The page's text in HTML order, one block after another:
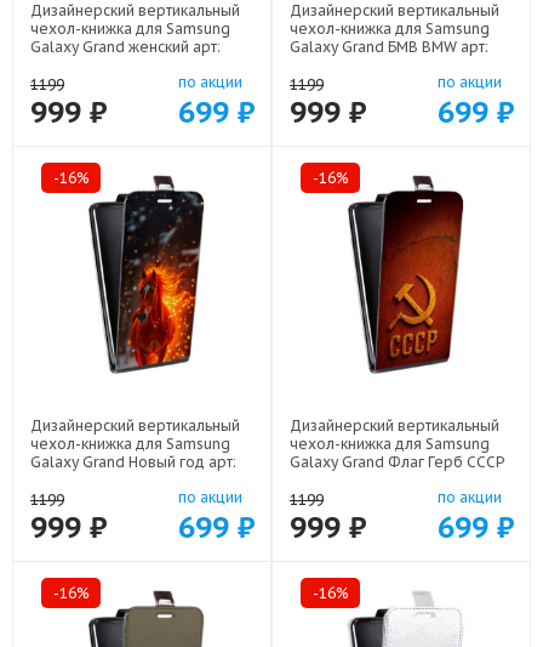
Дизайнерский вертикальный
чехол-книжка для Samsung
Galaxy Grand женский арт:
1199
999 ₽
по акции
699 ₽
Дизайнерский вертикальный
чехол-книжка для Samsung
Galaxy Grand БМВ BMW арт:
1199
999 ₽
по акции
699 ₽
-16%
Дизайнерский вертикальный
чехол-книжка для Samsung
Galaxy Grand Новый год арт:
1199
999 ₽
по акции
699 ₽
-16%
Дизайнерский вертикальный
чехол-книжка для Samsung
Galaxy Grand Флаг Герб СССР
1199
999 ₽
по акции
699 ₽
-16% -16%